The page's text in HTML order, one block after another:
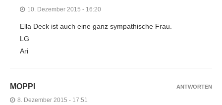
10. Dezember 2015 - 16:20
Ella Deck ist auch eine ganz sympathische Frau.
LG
Ari
MOPPI
8. Dezember 2015 - 17:51
ANTWORTEN